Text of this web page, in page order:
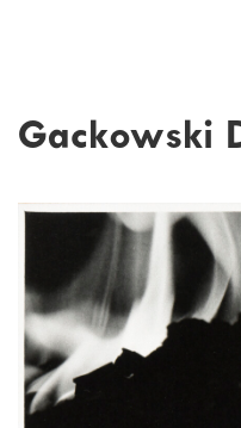
Gackowski